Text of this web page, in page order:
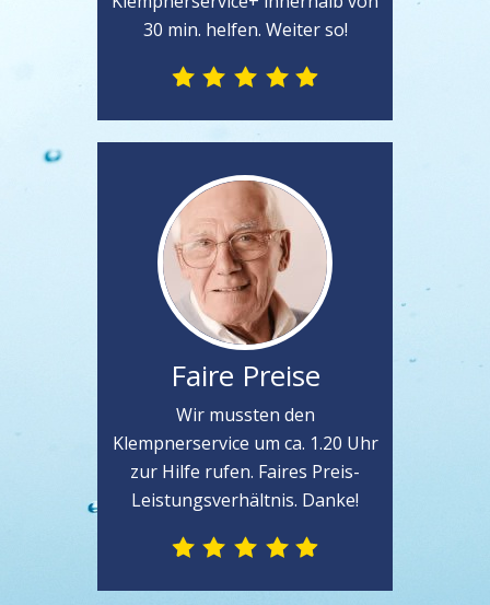
30 min. helfen. Weiter so!
Faire Preise
Wir mussten den
Klempnerservice um ca. 1.20 Uhr
zur Hilfe rufen. Faires Preis-
Leistungsverhältnis. Danke!